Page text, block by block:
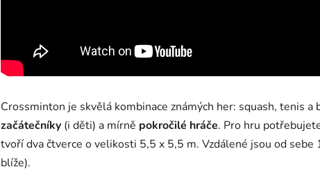
Crossminton je skvělá kombinace známých her: squash, tenis a
začátečníky (i děti) a mírně pokročilé hráče. Pro hru
tvoří dva čtverce o velikosti 5,5 x 5,5 m. Vzdálené jsou od
blíže).